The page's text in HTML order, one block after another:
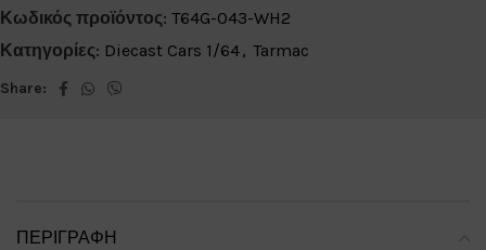
Κωδικός προϊόντος: T64G-043-WH2
Κατηγορίες: Diecast Cars 1/64, Tarmac
Share:
ΠΕΡΙΓΡΑΦΉ